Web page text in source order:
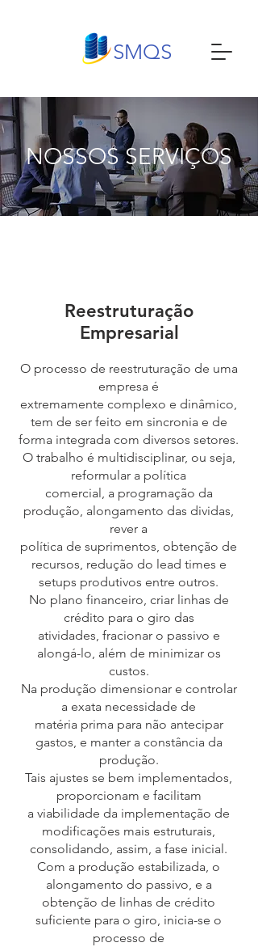
SMQS
NOSSOS SERVIÇOS
Reestruturação
Empresarial
O processo de reestruturação de uma
empresa é
extremamente complexo e dinâmico,
tem de ser feito em sincronia e de
forma integrada com diversos setores.
O trabalho é multidisciplinar, ou seja,
reformular a política
comercial, a programação da
produção, alongamento das dividas,
rever a
política de suprimentos, obtenção de
recursos, redução do lead times e
setups produtivos entre outros.
No plano financeiro, criar linhas de
crédito para o giro das
atividades, fracionar o passivo e
alongá-lo, além de minimizar os
custos.
Na produção dimensionar e controlar
a exata necessidade de
matéria prima para não antecipar
gastos, e manter a constância da
produção.
Tais ajustes se bem implementados,
proporcionam e facilitam
a viabilidade da implementação de
modificações mais estruturais,
consolidando, assim, a fase inicial.
Com a produção estabilizada, o
alongamento do passivo, e a
obtenção de linhas de crédito
suficiente para o giro, inicia-se o
processo de